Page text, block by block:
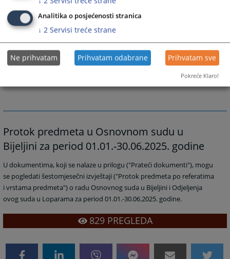
Prateći dokumenti
Protok predmeta za period 01.01.-30.09.2025. -
OSSUDBN
Protok predmeta za period 01.01.-30.09.2025.-
Protok predmeta u Osnovnom sudu u
Bijeljini za period 01.01.-30.06.2025. godine
U dokumentima, koji se nalaze u prilogu ("Prateći dokumenti"), mogu
se pogledati šestomjesečni izvještaji ("Protok predmeta po referatima
i vrstama predmeta") o radu Osnovnog suda u Bijeljini i Odjeljenja
ovog suda u Loparama za period 01.01.-30.06.2025. godine.
829PREGLEDA
Analitika o posjećenosti stranica
↓ 2 Servisi treće strane
Ne prihvatam Prihvatam odabrane Prihvatam sve
Pokreće Klaro!